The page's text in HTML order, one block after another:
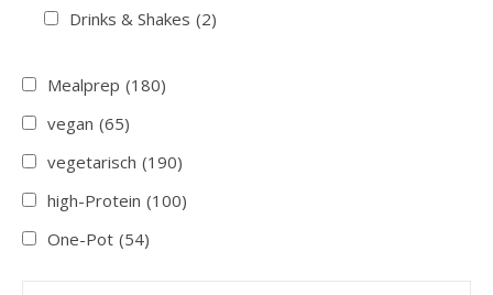
Drinks & Shakes (2)
Mealprep (180)
vegan (65)
vegetarisch (190)
high-Protein (100)
One-Pot (54)